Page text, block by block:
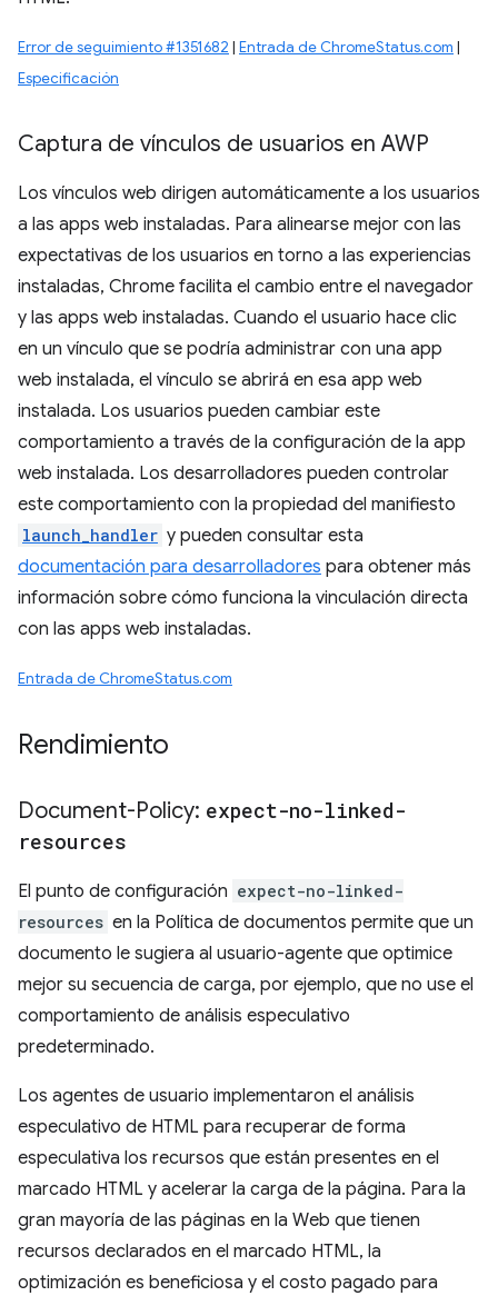
Error de seguimiento #1351682 | Entrada de ChromeStatus.com |
Especificación
Captura de vínculos de usuarios en AWP
Los vínculos web dirigen automáticamente a los usuarios
a las apps web instaladas. Para alinearse mejor con las
expectativas de los usuarios en torno a las experiencias
instaladas, Chrome facilita el cambio entre el navegador
y las apps web instaladas. Cuando el usuario hace clic
en un vínculo que se podría administrar con una app
web instalada, el vínculo se abrirá en esa app web
instalada. Los usuarios pueden cambiar este
comportamiento a través de la configuración de la app
web instalada. Los desarrolladores pueden controlar
este comportamiento con la propiedad del manifiesto
launch_handler y pueden consultar esta
documentación para desarrolladores para obtener más
información sobre cómo funciona la vinculación directa
con las apps web instaladas.
Entrada de ChromeStatus.com
Rendimiento
Document-Policy: expect-no-linked-
resources
El punto de configuración expect-no-linked-
resources en la Política de documentos permite que un
documento le sugiera al usuario-agente que optimice
mejor su secuencia de carga, por ejemplo, que no use el
comportamiento de análisis especulativo
predeterminado.
Los agentes de usuario implementaron el análisis
especulativo de HTML para recuperar de forma
especulativa los recursos que están presentes en el
marcado HTML y acelerar la carga de la página. Para la
gran mayoría de las páginas en la Web que tienen
recursos declarados en el marcado HTML, la
optimización es beneficiosa y el costo pagado para